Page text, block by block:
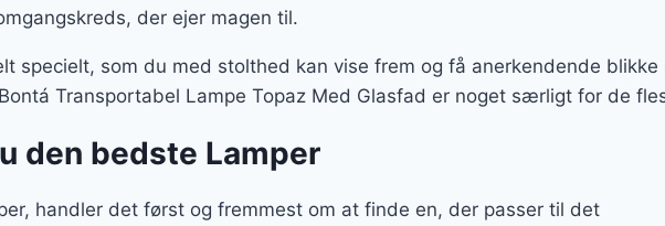
der ejer magen til.
specielt, som du med stolthed kan vise frem og få anerkendende blikke
Transportabel Lampe Topaz Med Glasfad er noget særligt for de
den bedste Lamper
handler det først og fremmest om at finde en, der passer til det